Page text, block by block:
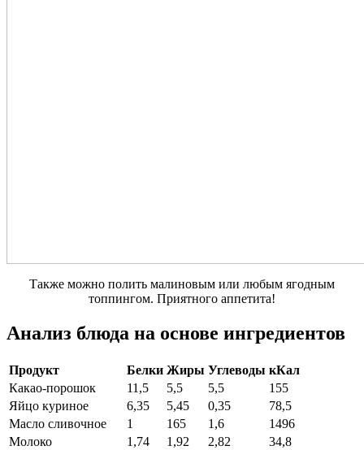
Также можно полить малиновым или любым ягодным
топпингом. Приятного аппетита!
Анализ блюда на основе ингредиентов
Продукт Белки Жиры Углеводы кКал
Какао-порошок
11,5 5,5 5,5
155
Яйцо куриное
6,35 5,45 0,35
78,5
Масло сливочное
1 165 1,6
1496
Молоко
1,74 1,92 2,82
34,8